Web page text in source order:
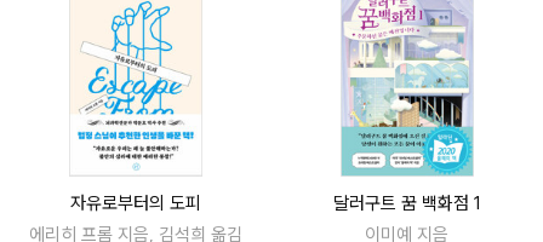
자유로부터의 도피
에리히 프롬 지음, 김석희 옮김
달러구트 꿈 백화점 1
이미예 지음